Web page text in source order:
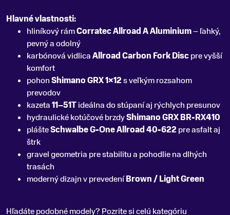
Hlavné vlastnosti:
hliníkový rámCorratec Allroad A Aluminium– ľahký,
pevný a odolný
karbónová vidlicaAllroad Carbon Fork Discpre vyšší
komfort
pohonShimano GRX 1×12s veľkým rozsahom
prevodov
kazeta11–51Tideálna do stúpaní aj rýchlych presunov
hydraulické kotúčové brzdyShimano GRX BR-RX410
plášteSchwalbe G-One Allroad 40-622 pre asfalt aj
štrk
gravel geometria pre stabilitu a pohodlie na dlhých
trasách
moderný dizajn v prevedeníBrown / Light Green
Hľadáte podobné modely? Pozrite si celú kategóriu